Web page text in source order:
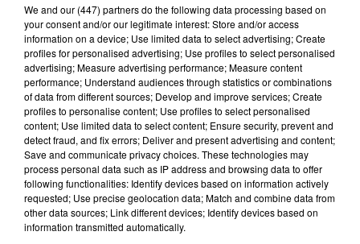
de présenter leur carte d’étudiant et leur carte
vitale.
Deux opérations de dépistage seront également
organisées au plus près des étudiants. La
première, sur le campus universitaire campus
Montaigne Montesquieu, a commencé mercredi
et va se poursuivre jusqu’au 6 novembre. La
seconde, sur le campus Carreire, devrait
commencer au début de la semaine prochaine.
Campagne de dépistage#covid19des
étudiantes et étudiants sur le campus Montaigne
Montesquieu. Rdv salle des thèses. Pas de
We and our (447) partnersdo the following data processing based on
your consent and/or our legitimate interest: Store and/or access
information on a device; Use limited data to select advertising; Create
profiles for personalised advertising; Use profiles to select personalised
advertising; Measure advertising performance; Measure content
performance; Understand audiences through statistics or combinations
of data from different sources; Develop and improve services; Create
profiles to personalise content; Use profiles to select personalised
content; Use limited data to select content; Ensure security, prevent and
detect fraud, and fix errors; Deliver and present advertising and content;
Save and communicate privacy choices. These technologies may
process personal data such as IP address and browsing data to offer
following functionalities: Identify devices based on information actively
requested; Use precise geolocation data; Match and combine data from
other data sources; Link different devices; Identify devices based on
information transmitted automatically.